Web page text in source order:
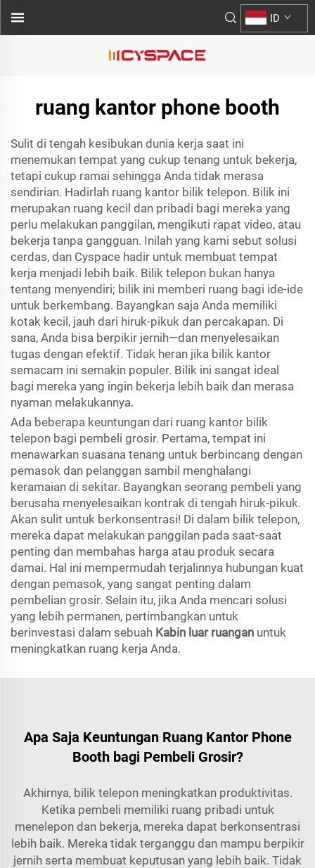
ID
ruang kantor phone booth
Sulit di tengah kesibukan dunia kerja saat ini
menemukan tempat yang cukup tenang untuk bekerja,
tetapi cukup ramai sehingga Anda tidak merasa
sendirian. Hadirlah ruang kantor bilik telepon. Bilik ini
merupakan ruang kecil dan pribadi bagi mereka yang
perlu melakukan panggilan, mengikuti rapat video, atau
bekerja tanpa gangguan. Inilah yang kami sebut solusi
cerdas, dan Cyspace hadir untuk membuat tempat
kerja menjadi lebih baik. Bilik telepon bukan hanya
tentang menyendiri; bilik ini memberi ruang bagi ide-ide
untuk berkembang. Bayangkan saja Anda memiliki
kotak kecil, jauh dari hiruk-pikuk dan percakapan. Di
sana, Anda bisa berpikir jernih—dan menyelesaikan
tugas dengan efektif. Tidak heran jika bilik kantor
semacam ini semakin populer. Bilik ini sangat ideal
bagi mereka yang ingin bekerja lebih baik dan merasa
nyaman melakukannya.
Ada beberapa keuntungan dari ruang kantor bilik
telepon bagi pembeli grosir. Pertama, tempat ini
menawarkan suasana tenang untuk berbincang dengan
pemasok dan pelanggan sambil menghalangi
keramaian di sekitar. Bayangkan seorang pembeli yang
berusaha menyelesaikan kontrak di tengah hiruk-pikuk.
Akan sulit untuk berkonsentrasi! Di dalam bilik telepon,
mereka dapat melakukan panggilan pada saat-saat
penting dan membahas harga atau produk secara
damai. Hal ini mempermudah terjalinnya hubungan kuat
dengan pemasok, yang sangat penting dalam
pembelian grosir. Selain itu, jika Anda mencari solusi
yang lebih permanen, pertimbangkan untuk
berinvestasi dalam sebuah Kabin luar ruangan untuk
meningkatkan ruang kerja Anda.
Apa Saja Keuntungan Ruang Kantor Phone
Booth bagi Pembeli Grosir?
Akhirnya, bilik telepon meningkatkan produktivitas.
Ketika pembeli memiliki ruang pribadi untuk
menelepon dan bekerja, mereka dapat berkonsentrasi
lebih baik. Mereka tidak terganggu dan mampu berpikir
jernih serta membuat keputusan yang lebih baik. Tidak